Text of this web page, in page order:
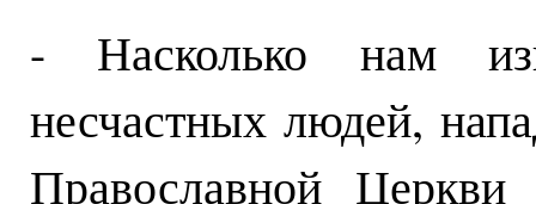
- Насколько нам
несчастных людей,
Православной